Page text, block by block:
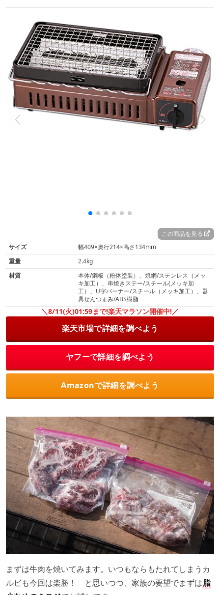
この商品を見る
サイズ
幅409×奥行214×高さ134mm
重量
2.4kg
材質
本体/鋼板（粉体塗装）、焼網/ステンレス（メッ
キ加工）、串焼きステー/スチール(メッキ加
工）、U字バーナー/スチール（メッキ加工）、器
具せんつまみ/ABS樹脂
＼8/11(火)01:59まで!楽天マラソン開催中!／
楽天市場で詳細を調べよう
ヤフーで詳細を調べよう
Amazonで詳細を調べよう
まずは牛肉を焼いてみます。いつもならもたれてしまうカ
ルビも今回は楽勝！ と思いつつ、家族の要望でまずは脂